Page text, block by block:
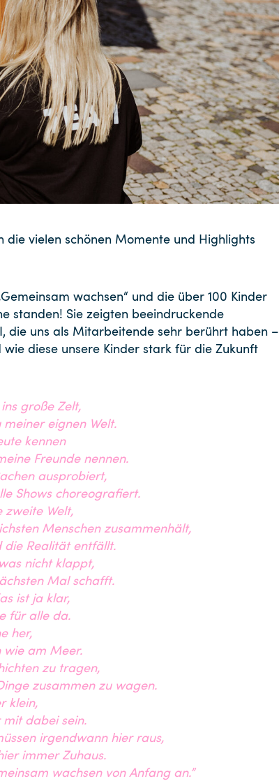
vielen schönen Momente und Highlights
wachsen“ und die über 100 Kinder
standen! Sie zeigten beeindruckende
die uns als Mitarbeitende sehr berührt haben –
diese unsere Kinder stark für die Zukunft
große Zelt,
eignen Welt.
kennen
Freunde nennen.
ausprobiert,
Shows choreografiert.
zweite Welt,
Menschen zusammenhält,
die Realität entfällt.
nicht klappt,
Mal schafft.
ist ja klar,
für alle da.
her,
wie am Meer.
zu tragen,
zusammen zu wagen.
klein,
dabei sein.
irgendwann hier raus,
immer Zuhaus.
wachsen von Anfang an.”